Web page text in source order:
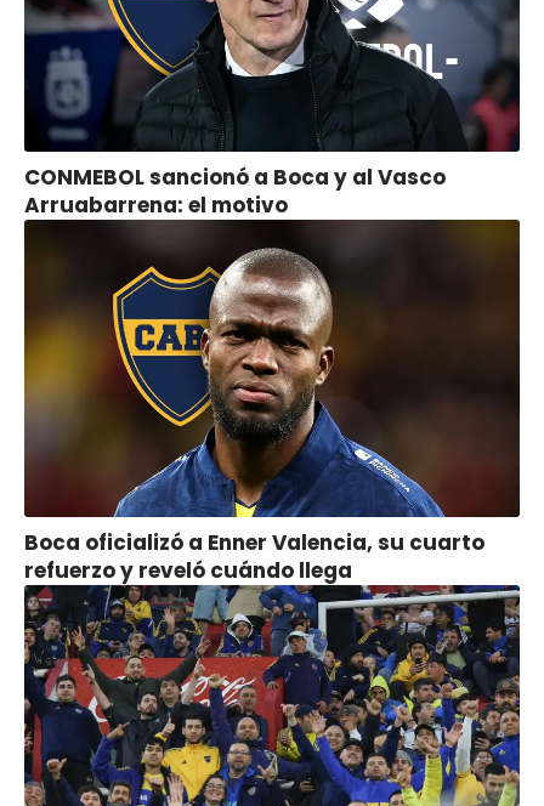
CONMEBOL sancionó a Boca y al Vasco
Arruabarrena: el motivo
Boca oficializó a Enner Valencia, su cuarto
refuerzo y reveló cuándo llega